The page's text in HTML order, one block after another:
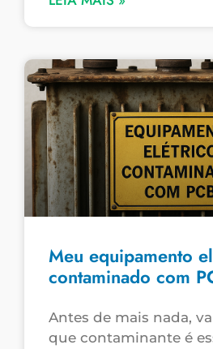
Meu equipamento
contaminado com
Antes de mais nada,
que contaminante é